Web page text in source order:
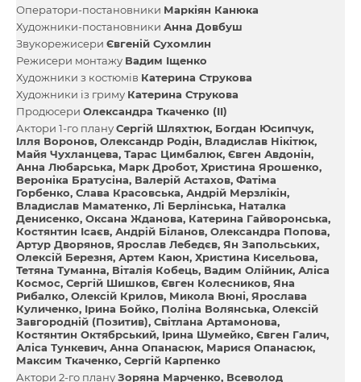
Оператори-постановники Маркіян Канюка
Художники-постановники Анна Довбуш
Звукорежисери Євгеній Сухомлин
Режисери монтажу Вадим Іщенко
Художники з костюмів Катерина Струкова
Художники із гриму Катерина Струкова
Продюсери Олександра Ткаченко (II)
Актори 1-го плануСергій Шляхтюк Богдан Юсипчук
Ілля Воронов Олександр Родін Владислав Нікітюк
Майя Чухланцева Тарас Цимбалюк Євген Авдонін
Анна Любарська Марк Дробот Христина Ярошенко
Вероніка Братусіна Валерій Астахов Фатіма
Горбенко Слава Красовська Андрій Мерзлікін
Владислав Маматенко Лі Берлінська Наталка
Денисенко Оксана Жданова Катерина Гайворонська
Костянтин Ісаєв Андрій Біланов Олександра Попова
Артур Дворянов Ярослав Лебедєв Ян Запольських
Олексій Березня Артем Каюн Христина Кисельова
Тетяна Туманна Віталія Кобець Вадим Олійник Аліса
Космос Сергій Шишков Євген Колесников Яна
Рибалко Олексій Крилов Микола Вюні Ярослава
Куличенко Ірина Бойко Поліна Волянська Олексій
Завгородній (Позитив) Світлана Артамонова
Костянтин Октябрський Ірина Шумейко Євген Галич
Аліса Тункевич Анна Опанасюк Марися Опанасюк
Максим Ткаченко Сергій Карпенко
Актори 2-го плануЗоряна Марченко Всеволод